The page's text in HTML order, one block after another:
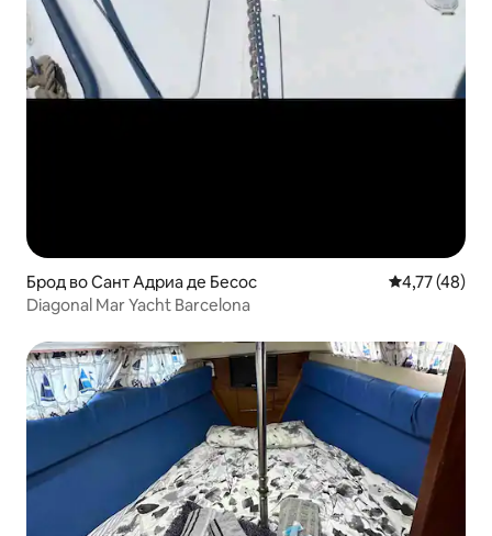
Брод во Сант Адриа де Бесос Просечна
4,77 (48)
Diagonal Mar Yacht Barcelona